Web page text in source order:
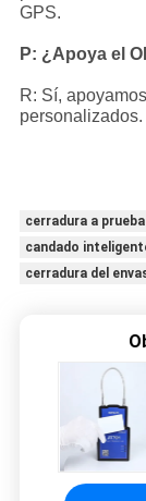
GPS.
P: ¿Apoya el
R: Sí,
personalizados.
cerradura a
candado
cerradura del